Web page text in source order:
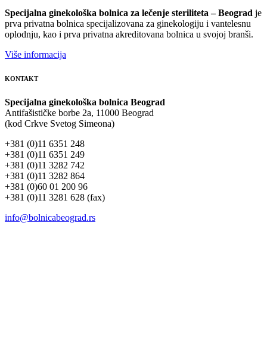
Specijalna ginekološka bolnica za lečenje steriliteta – Beograd je
prva privatna bolnica specijalizovana za ginekologiju i vantelesnu
oplodnju, kao i prva privatna akreditovana bolnica u svojoj branši.
Više informacija
KONTAKT
Specijalna ginekološka bolnica Beograd
Antifašističke borbe 2a, 11000 Beograd
(kod Crkve Svetog Simeona)
+381 (0)11 6351 248
+381 (0)11 6351 249
+381 (0)11 3282 742
+381 (0)11 3282 864
+381 (0)60 01 200 96
+381 (0)11 3281 628 (fax)
info@bolnicabeograd.rs